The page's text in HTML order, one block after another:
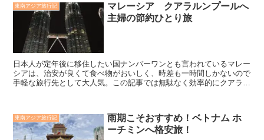
東南アジア旅行記
マレーシア クアラルンプールへ
主婦の節約ひとり旅
日本人が定年後に移住したい国ナンバーワンとも言われているマレー
シアは、治安が良くて食べ物がおいしく、時差も一時間しかないので
手軽な旅行先として大人気。この記事では無駄なく効率的にクアラル
東南アジア旅行記
雨期こそおすすめ！ベトナム ホ
ーチミンへ格安旅！